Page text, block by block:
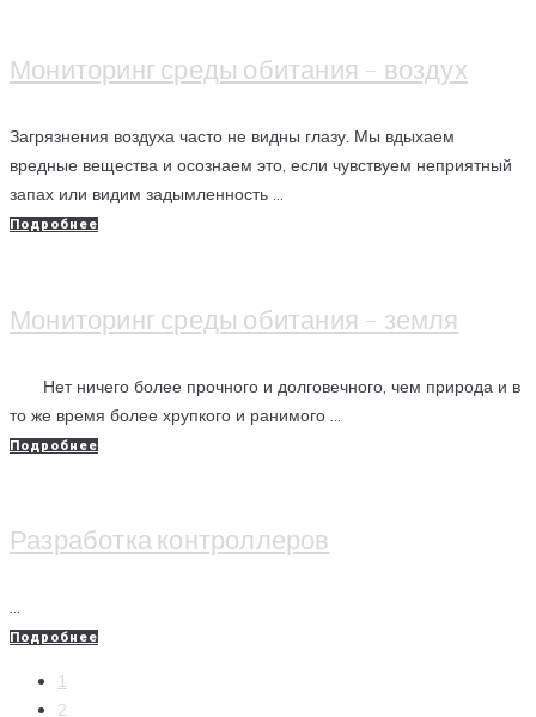
Мониторинг среды обитания – воздух
Загрязнения воздуха часто не видны глазу. Мы вдыхаем
вредные вещества и осознаем это, если чувствуем неприятный
запах или видим задымленность ...
Подробнее
Мониторинг среды обитания – земля
Нет ничего более прочного и долговечного, чем природа и в
то же время более хрупкого и ранимого ...
Подробнее
Разработка контроллеров
...
Подробнее
1
2